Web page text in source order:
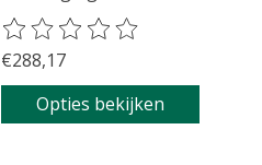
De beoordeling van dit
€288,17
Opties bekijken